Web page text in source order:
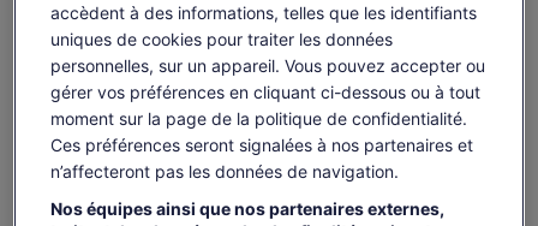
139 € 139 € 119 € 119 €
Le
prix
est
de 119 €.
voyageur
119 €
taxes et frais compris
par voyageur
Voir les billets
Il est possible que le contenu de cette page
provienne d’une traduction automatique.
Afficher le texte d’origine (anglais)
Donner mon avis sur cette traduction
S’ouvre
dans
un
nouvel
onglet.
Ce qui est inclus ou non
accèdent à des informations, telles que les identifiants
uniques de cookies pour traiter les données
personnelles, sur un appareil. Vous pouvez accepter ou
gérer vos préférences en cliquant ci-dessous ou à tout
moment sur la page de la politique de confidentialité.
Ces préférences seront signalées à nos partenaires et
n’affecteront pas les données de navigation.
Nos équipes ainsi que nos partenaires externes,